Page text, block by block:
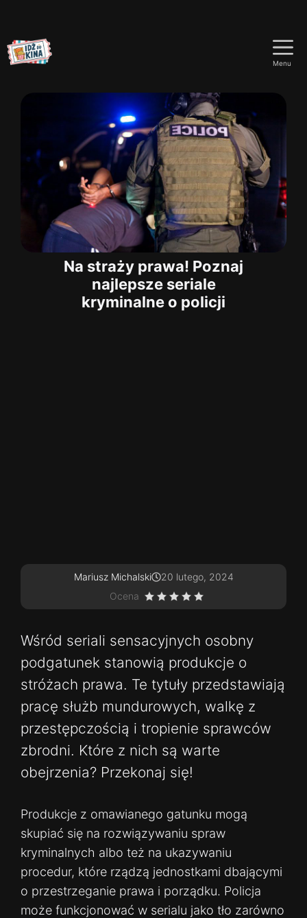
do
treści
Menu
Na straży prawa! Poznaj
najlepsze seriale
kryminalne o policji
Mariusz Michalski
20 lutego, 2024
Ocena
Wśród seriali sensacyjnych osobny
podgatunek stanowią produkcje o
stróżach prawa. Te tytuły przedstawiają
pracę służb mundurowych, walkę z
przestępczością i tropienie sprawców
zbrodni. Które z nich są warte
obejrzenia? Przekonaj się!
Produkcje z omawianego gatunku mogą
skupiać się na rozwiązywaniu spraw
kryminalnych albo też na ukazywaniu
procedur, które rządzą jednostkami dbającymi
o przestrzeganie prawa i porządku. Policja
może funkcjonować w serialu jako tło zarówno